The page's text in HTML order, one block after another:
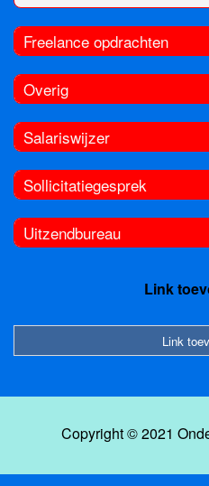
Freelance opdrachten
Overig
Salariswijzer
Sollicitatiegesprek
Uitzendbureau
Link
Link
Copyright © 2021